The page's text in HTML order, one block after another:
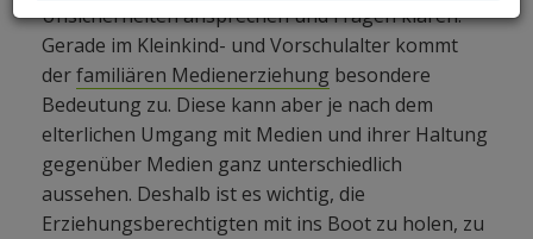
Unsicherheiten ansprechen und Fragen klären.
Gerade im Kleinkind- und Vorschulalter kommt
derfamiliären Medienerziehung besondere
Bedeutung zu. Diese kann aber je nach dem
elterlichen Umgang mit Medien und ihrer Haltung
gegenüber Medien ganz unterschiedlich
aussehen. Deshalb ist es wichtig, die
Erziehungsberechtigten mit ins Boot zu holen, zu